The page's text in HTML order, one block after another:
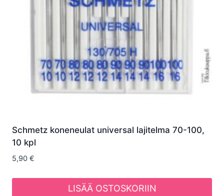
Schmetz koneneulat universal lajitelma 70-100,
10 kpl
5,90 €
LISÄÄ OSTOSKORIIN